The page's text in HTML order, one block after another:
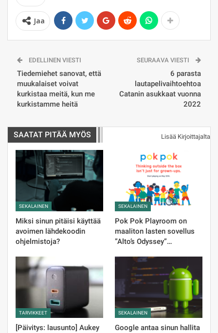
Jaa
EDELLINEN VIESTI
Tiedemiehet sanovat, että
muukalaiset voivat
kurkistaa meitä, kun me
kurkistamme heitä
SEURAAVA VIESTI
6 parasta
lautapelivaihtoehtoa
Catanin asukkaat vuonna
2022
SAATAT PITÄÄ MYÖS Lisää Kirjoittajalta
SEKALAINEN
Miksi sinun pitäisi käyttää
avoimen lähdekoodin
ohjelmistoja?
SEKALAINEN
Pok Pok Playroom on
maaliton lasten sovellus
”Alto’s Odyssey”…
TARVIKKEET
[Päivitys: lausunto] Aukey
SEKALAINEN
Google antaa sinun hallita